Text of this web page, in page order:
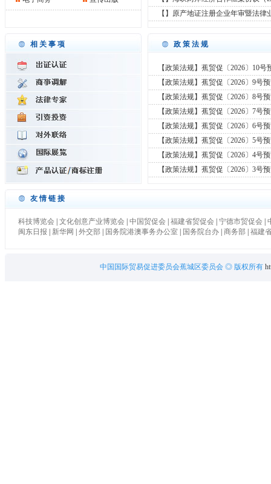
【】原产地证注册企业年审暨法律
相关事项 政策法规
【政策法规】蕉贸促〔2026〕10号
【政策法规】蕉贸促〔2026〕9号
【政策法规】蕉贸促〔2026〕8号
【政策法规】蕉贸促〔2026〕7号
【政策法规】蕉贸促〔2026〕6号
【政策法规】蕉贸促〔2026〕5号
【政策法规】蕉贸促〔2026〕4号
【政策法规】蕉贸促〔2026〕3号
友情链接
科技博览会| 文化创意产业博览会| 中国贸促会| 福建省贸促会| 宁德市贸促会|
闽东日报
新华网 外交部| 国务院港澳事务办公室| 国务院台办| 商务部 福建
中国国际贸易促进委员会蕉城区委员会 ◎ 版权所有